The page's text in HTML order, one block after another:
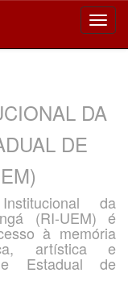
DA
DE
da
(RI-UEM) é
à memória
artística e
Estadual de